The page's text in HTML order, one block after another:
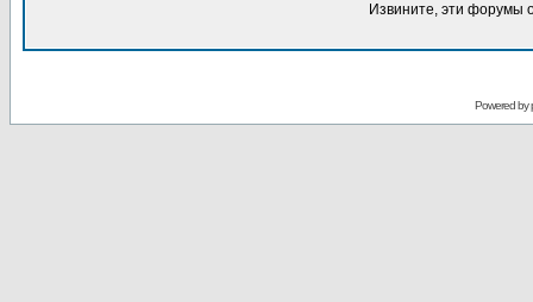
Извините, эти форумы
Powered by